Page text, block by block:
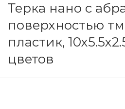
Терка нано с
поверхностью
пластик,
цветов